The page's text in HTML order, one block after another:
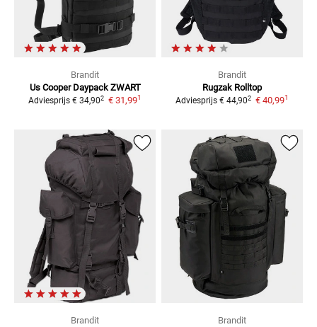
Brandit
Us Cooper Daypack ZWART
Adviesprijs € 34,902 € 31,991
Brandit
Rugzak Rolltop
Adviesprijs € 44,902 € 40,991
Brandit
Brandit